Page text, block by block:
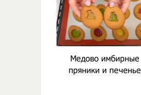
Медово имбирные
пряники и печенье